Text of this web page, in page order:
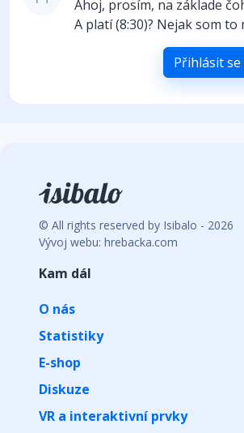
Ahoj, prosím, na základe
A platí (8:30)? Nejak som to
Přihlásit
© All rights reserved by Isibalo - 2026
Vývoj webu: hrebacka.com
Kam dál
O nás
Statistiky
E-shop
Diskuze
VR a interaktivní prvky